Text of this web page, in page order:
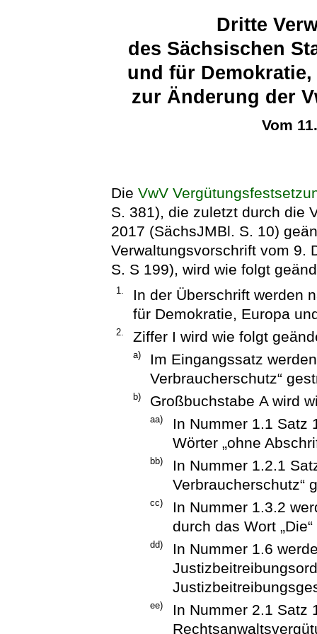
Dritte
des Sächsischen
und für
zur Änderung der
Vom
DieVwV
S. 381), die zuletzt durch die
2017 (SächsJMBl. S. 10)
Verwaltungsvorschrift vom 9.
S. S 199), wird wie folgt
1.
In der Überschrift werden
für Demokratie, Europa
2. Ziffer I wird wie folgt
a)
Im Eingangssatz
Verbraucherschutz“
b) Großbuchstabe A wird
aa)
In Nummer 1.1 Satz
Wörter „ohne
bb)
In Nummer 1.2.1
Verbraucherschutz“
cc)
In Nummer 1.3.2
durch das Wort
dd)
In Nummer 1.6
ee)
In Nummer 2.1 Satz